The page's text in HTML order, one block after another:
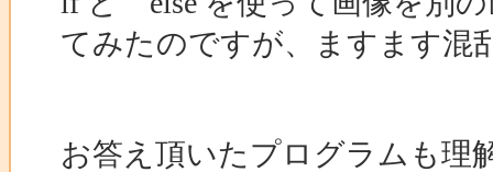
てみたのですが、ますます混
お答え頂いたプログラムも理